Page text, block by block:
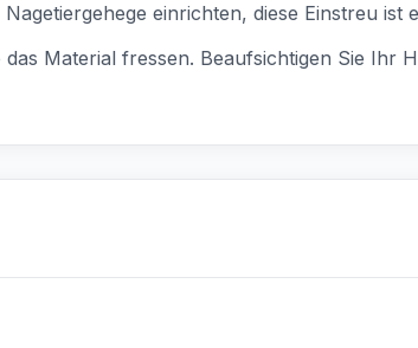
einrichten, diese Einstreu ist
Material fressen. Beaufsichtigen Sie Ihr